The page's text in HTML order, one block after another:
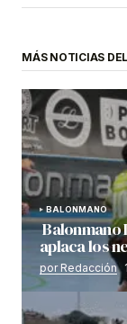
MÁS NOTICIAS
BALONMANO
Balonmano
aplaca los
por Redacción